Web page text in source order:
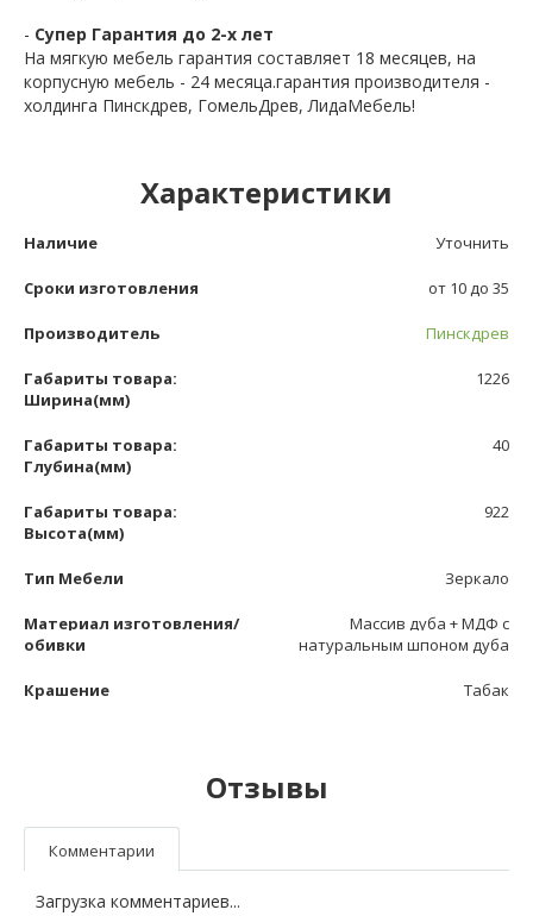
- Супер Гарантия до 2-х лет
На мягкую мебель гарантия составляет 18 месяцев, на
корпусную мебель - 24 месяца.гарантия производителя -
холдинга Пинскдрев, ГомельДрев, ЛидаМебель!
Характеристики
Наличие Уточнить
Сроки изготовления от 10 до 35
Производитель Пинскдрев
Габариты товара:
Ширина(мм)
1226
Габариты товара:
Глубина(мм)
40
Габариты товара:
Высота(мм)
922
Тип Мебели Зеркало
Материал изготовления/
обивки
Массив дуба + МДФ с
натуральным шпоном дуба
Крашение Табак
Отзывы
Комментарии
Загрузка комментариев...